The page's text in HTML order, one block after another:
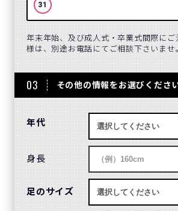
31
年末年始、及び成人式・卒業式間際に
様は、別途お電話にてご相談下さいませ
03 その他の情報をお選びくださ
年代
身長
足のサイズ